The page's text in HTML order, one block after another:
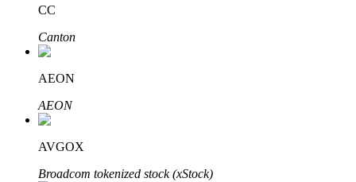
Узнайте о пассивном доходе
Bitrue
CC
Canton
AEON
AEON
AVGOX
Broadcom tokenized stock (xStock)